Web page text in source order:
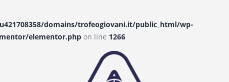
domains/trofeogiovani.it/public_html/wp-
elementor.php on line 1266